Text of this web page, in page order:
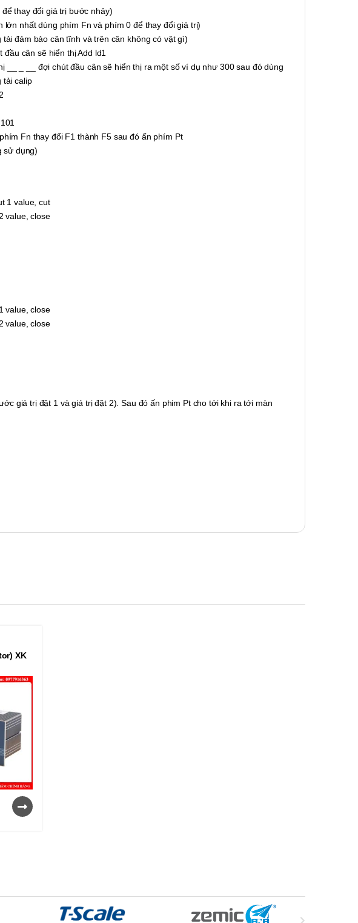
thay đổi giá trị bước nhảy)
nhất dùng phím Fn và phím 0 để thay đổi giá trị)
đảm bảo cân tĩnh và trên cân không có vật gì)
đầu cân sẽ hiển thị Add ld1
__ _ __ đợi chút đầu cân sẽ hiển thị ra một số ví dụ như 300 sau đó dùng
tải calip
Fn thay đổi F1 thành F5 sau đó ấn phím Pt
sử dụng)
1 value, cut
value, close
value, close
value, close
giá trị đặt 1 và giá trị đặt 2). Sau đó ấn phim Pt cho tới khi ra tới màn
XK